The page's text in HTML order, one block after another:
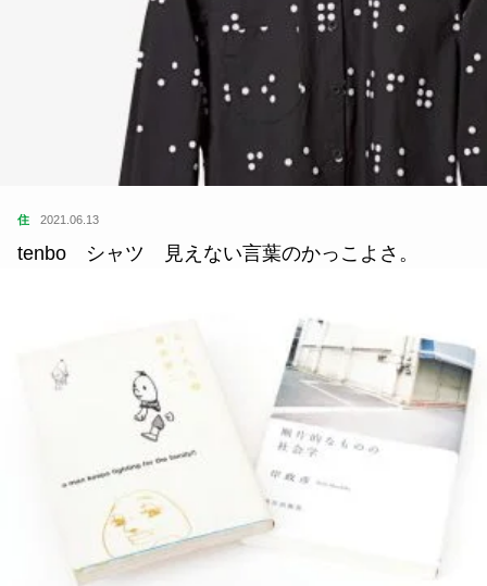
住 2021.06.13
tenbo シャツ 見えない言葉のかっこよさ。